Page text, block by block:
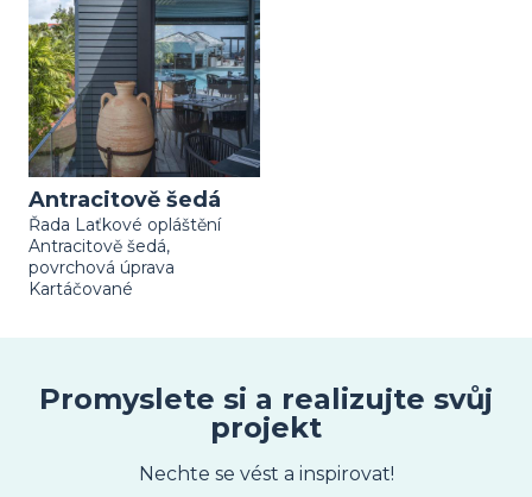
Antracitově šedá
Řada Laťkové opláštění
Antracitově šedá,
povrchová úprava
Kartáčované
Promyslete si a realizujte svůj
projekt
Nechte se vést a inspirovat!